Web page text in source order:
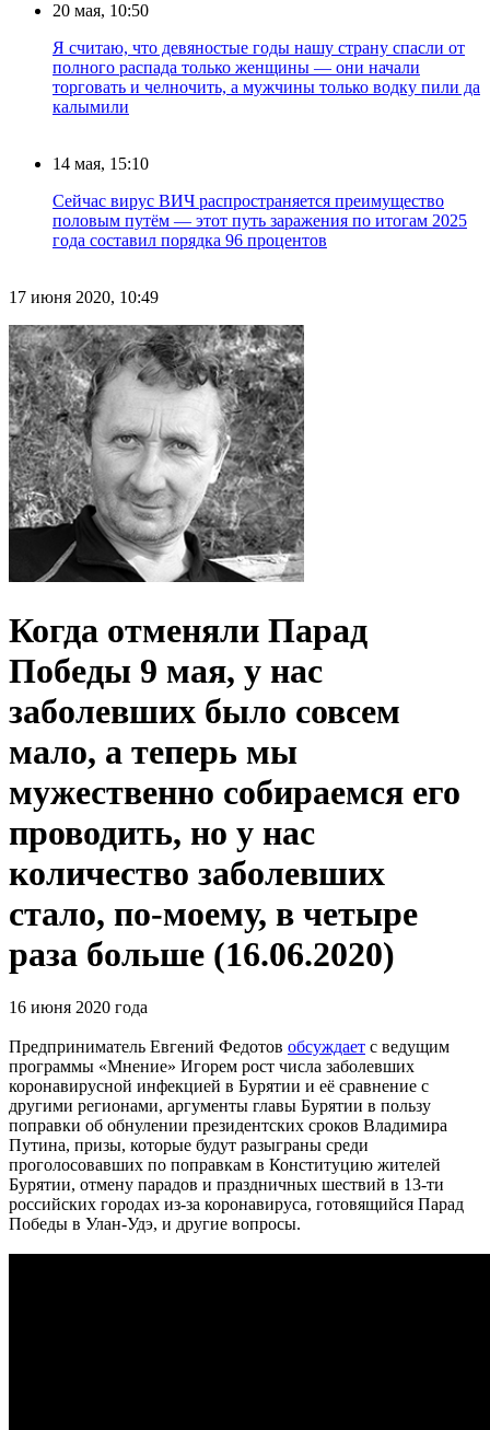
20 мая, 10:50
Я считаю, что девяностые годы нашу страну спасли от
полного распада только женщины — они начали
торговать и челночить, а мужчины только водку пили да
калымили
14 мая, 15:10
Сейчас вирус ВИЧ распространяется преимущество
половым путём — этот путь заражения по итогам 2025
года составил порядка 96 процентов
17 июня 2020, 10:49
Когда отменяли Парад
Победы 9 мая, у нас
заболевших было совсем
мало, а теперь мы
мужественно собираемся его
проводить, но у нас
количество заболевших
стало, по-моему, в четыре
раза больше (16.06.2020)
16 июня 2020 года
Предприниматель Евгений Федотов обсуждает с ведущим
программы «Мнение» Игорем рост числа заболевших
коронавирусной инфекцией в Бурятии и её сравнение с
другими регионами, аргументы главы Бурятии в пользу
поправки об обнулении президентских сроков Владимира
Путина, призы, которые будут разыграны среди
проголосовавших по поправкам в Конституцию жителей
Бурятии, отмену парадов и праздничных шествий в 13-ти
российских городах из-за коронавируса, готовящийся Парад
Победы в Улан-Удэ, и другие вопросы.